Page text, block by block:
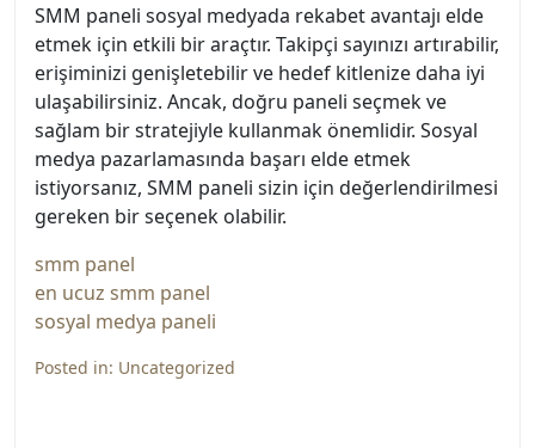
SMM paneli sosyal medyada rekabet avantajı elde
etmek için etkili bir araçtır. Takipçi sayınızı artırabilir,
erişiminizi genişletebilir ve hedef kitlenize daha iyi
ulaşabilirsiniz. Ancak, doğru paneli seçmek ve
sağlam bir stratejiyle kullanmak önemlidir. Sosyal
medya pazarlamasında başarı elde etmek
istiyorsanız, SMM paneli sizin için değerlendirilmesi
gereken bir seçenek olabilir.
smm panel
en ucuz smm panel
sosyal medya paneli
Posted in: Uncategorized